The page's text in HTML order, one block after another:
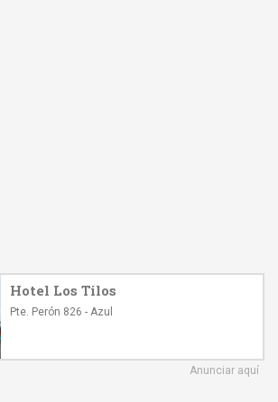
Hotel Los Tilos
Pte. Perón 826 - Azul
Anunciar aquí